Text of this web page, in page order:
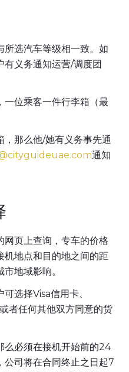
所选汽车等级相一致。如
有义务通知运营/调度团
一位乘客一件行李箱（最
，那么他/她有义务事先通
通知
网页上查询，专车的价格
机地点和目的地之间的距
地域影响。
选择Visa信用卡、
者任何其他双方同意的货
么必须在接机开始前的24
公司将在合同终止之日起7